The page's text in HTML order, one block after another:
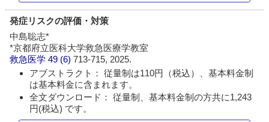
発症リスクの評価・対策
中島聡志*
*京都府立医科大学救急医療学教室
救急医学 49 (6)713-715, 2025.
アブストラクト： 従量制は110円（税込）、基本料金制
は基本料金に含まれます。
全文ダウンロード： 従量制、基本料金制の方共に1,243
円(税込) です。